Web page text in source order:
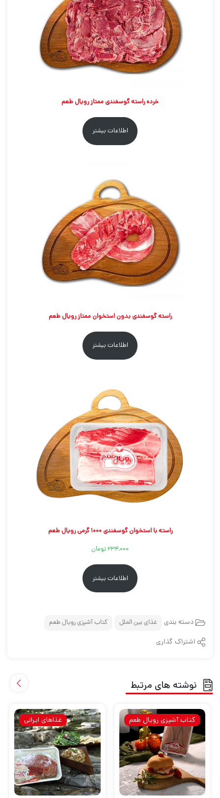
خرده راسته گوسفندی ممتاز رویال طعم
اطلاعات بیشتر
راسته گوسفندی بدون استخوان ممتاز رویال طعم
اطلاعات بیشتر
راسته با استخوان گوسفندی ۱۰۰۰ گرمی رویال طعم
۲۳۴,۰۰۰ تومان
اطلاعات بیشتر
دسته بندی غذای بین الملل کتاب آشپزی رویال طعم
اشتراک گذاری
نوشته های مرتبط
کتاب آشپزی رویال طعم غذاهای ایرانی